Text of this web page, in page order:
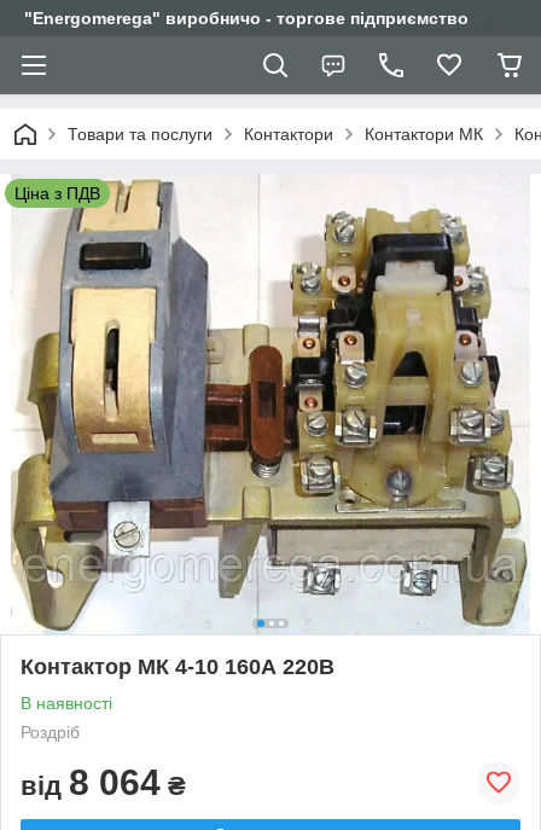
"Еnergomerega" виробничо - торгове підприємство
Товари та послуги Контактори Контактори МК
Ціна з ПДВ
Контактор МК 4-10 160А 220В
В наявності
Роздріб
від 8 064 ₴